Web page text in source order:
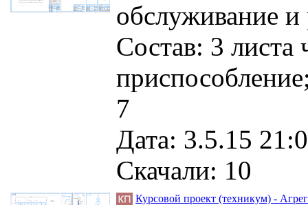
обслуживание и
Состав: 3 листа
7
Дата: 3.5.15
Скачали: 10
Курсовой проект (техникум) -